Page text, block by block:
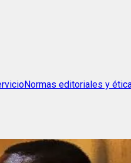
Normas editoriales y